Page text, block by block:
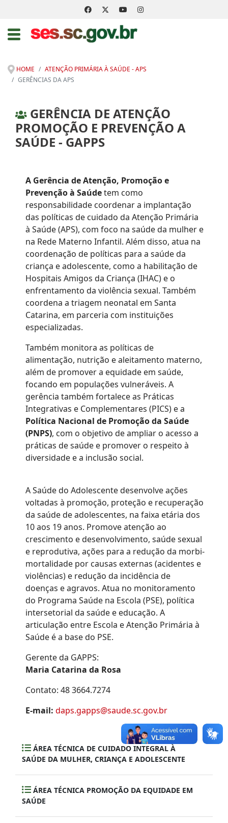
HOME
ATENÇÃO PRIMÁRIA À SAÚDE - APS
GERÊNCIAS DA APS
GERÊNCIA DE ATENÇÃO
PROMOÇÃO E PREVENÇÃO A
SAÚDE - GAPPS
A Gerência de Atenção, Promoção e
Prevenção à Saúdetem como
responsabilidade coordenar a implantação
das políticas de cuidado da Atenção Primária
à Saúde (APS), com foco na saúde da mulher e
na Rede Materno Infantil. Além disso, atua na
coordenação de políticas para a saúde da
criança e adolescente, como a habilitação de
Hospitais Amigos da Criança (IHAC) e o
enfrentamento da violência sexual. Também
coordena a triagem neonatal em Santa
Catarina, em parceria com instituições
especializadas.
Também monitora as políticas de
alimentação, nutrição e aleitamento materno,
além de promover a equidade em saúde,
focando em populações vulneráveis. A
gerência também fortalece as Práticas
Integrativas e Complementares (PICS) e a
Política Nacional de Promoção da Saúde
(PNPS), com o objetivo de ampliar o acesso a
práticas de saúde e promover o respeito à
diversidade e a inclusão social.
A Saúde do Adolescente desenvolve ações
voltadas à promoção, proteção e recuperação
da saúde de adolescentes, na faixa etária dos
10 aos 19 anos. Promove atenção ao
crescimento e desenvolvimento, saúde sexual
e reprodutiva, ações para a redução da morbi-
mortalidade por causas externas (acidentes e
violências) e redução da incidência de
doenças e agravos. Atua no monitoramento
do Programa Saúde na Escola (PSE), política
intersetorial da saúde e educação. A
articulação entre Escola e Atenção Primária à
Saúde é a base do PSE.
Gerente da GAPPS:
Maria Catarina da Rosa
Contato: 48 3664.7274
E-mail: daps.gapps@saude.sc.gov.br
ÁREA TÉCNICA DE CUIDADO INTEGRAL À
SAÚDE DA MULHER, CRIANÇA E ADOLESCENTE
ÁREA TÉCNICA PROMOÇÃO DA EQUIDADE EM
SAÚDE